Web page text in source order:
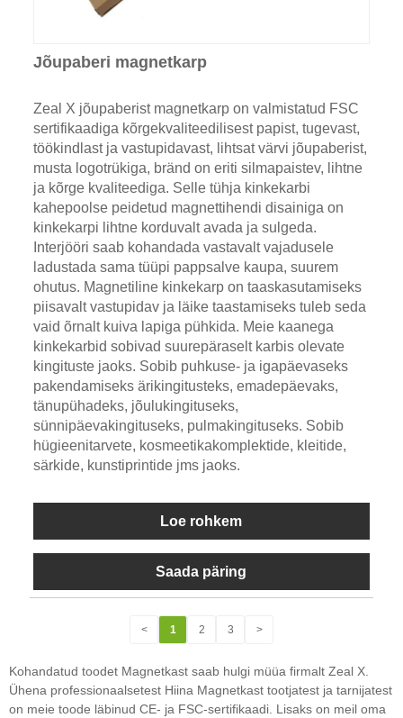
Jõupaberi magnetkarp
Zeal X jõupaberist magnetkarp on valmistatud FSC
sertifikaadiga kõrgekvaliteedilisest papist, tugevast,
töökindlast ja vastupidavast, lihtsat värvi jõupaberist,
musta logotrükiga, bränd on eriti silmapaistev, lihtne
ja kõrge kvaliteediga. Selle tühja kinkekarbi
kahepoolse peidetud magnettihendi disainiga on
kinkekarpi lihtne korduvalt avada ja sulgeda.
Interjööri saab kohandada vastavalt vajadusele
ladustada sama tüüpi pappsalve kaupa, suurem
ohutus. Magnetiline kinkekarp on taaskasutamiseks
piisavalt vastupidav ja läike taastamiseks tuleb seda
vaid õrnalt kuiva lapiga pühkida. Meie kaanega
kinkekarbid sobivad suurepäraselt karbis olevate
kingituste jaoks. Sobib puhkuse- ja igapäevaseks
pakendamiseks ärikingitusteks, emadepäevaks,
tänupühadeks, jõulukingituseks,
sünnipäevakingituseks, pulmakingituseks. Sobib
hügieenitarvete, kosmeetikakomplektide, kleitide,
särkide, kunstiprintide jms jaoks.
Loe rohkem
Saada päring
< 1 2 3 >
Kohandatud toodet Magnetkast saab hulgi müüa firmalt Zeal X.
Ühena professionaalsetest Hiina Magnetkast tootjatest ja tarnijatest
on meie toode läbinud CE- ja FSC-sertifikaadi. Lisaks on meil oma